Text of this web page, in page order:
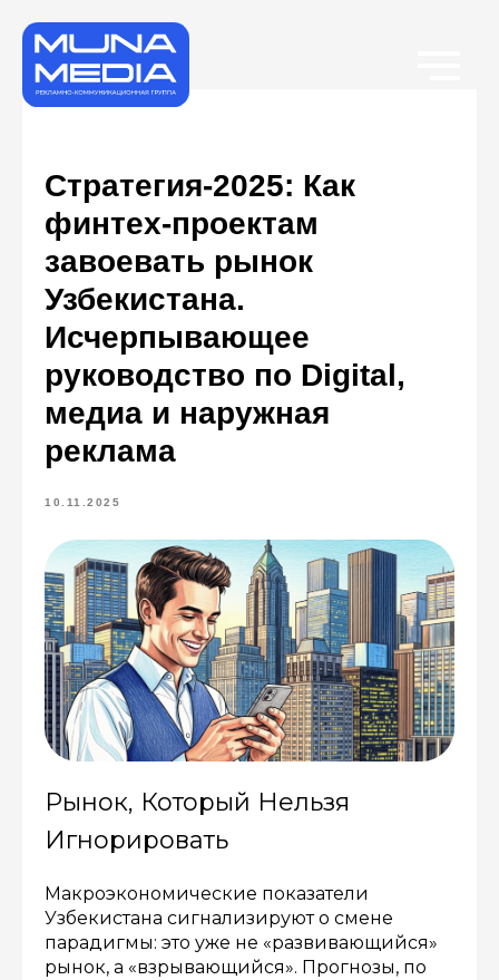
Стратегия-2025: Как
финтех-проектам
завоевать рынок
Узбекистана.
Исчерпывающее
руководство по Digital,
медиа и наружная
реклама
10.11.2025
Рынок, Который Нельзя
Игнорировать
Макроэкономические показатели
Узбекистана сигнализируют о смене
парадигмы: это уже не «развивающийся»
рынок, а «взрывающийся». Прогнозы, по